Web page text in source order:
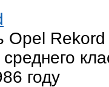
Opel
году